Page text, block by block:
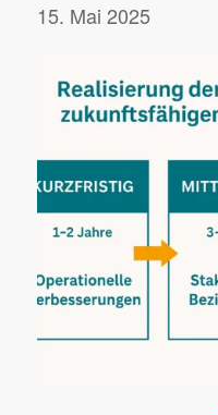
15. Mai 2025